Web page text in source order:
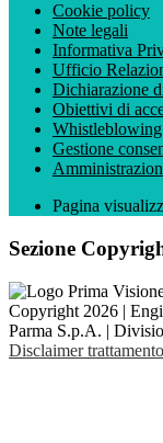
Cookie policy
Note legali
Informativa
Ufficio
Dichiarazione
Obiettivi di
Whistleblowing
Gestione
Pagina
Sezione
Copyright 2026 |
Parma S.p.A. |
Disclaimer